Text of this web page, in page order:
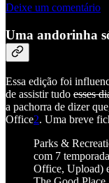
Deixe um comentário
Uma andorinha
Essa edição foi
de assistir tudo esses
a pachorra de dizer
Office2. Uma breve
Parks &
com 7
Office, Upload)